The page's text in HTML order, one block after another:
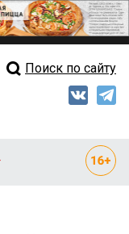
выпуск
Поиск по сайту